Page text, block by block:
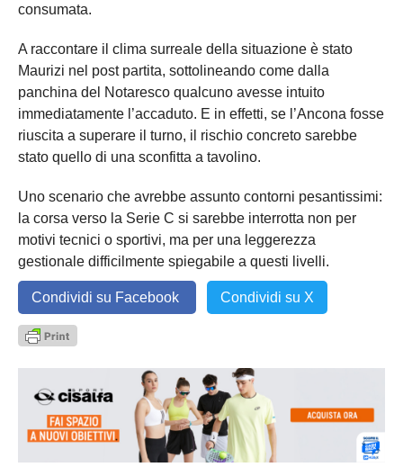
consumata.
A raccontare il clima surreale della situazione è stato
Maurizi nel post partita, sottolineando come dalla
panchina del Notaresco qualcuno avesse intuito
immediatamente l’accaduto. E in effetti, se l’Ancona fosse
riuscita a superare il turno, il rischio concreto sarebbe
stato quello di una sconfitta a tavolino.
Uno scenario che avrebbe assunto contorni pesantissimi:
la corsa verso la Serie C si sarebbe interrotta non per
motivi tecnici o sportivi, ma per una leggerezza
gestionale difficilmente spiegabile a questi livelli.
Condividi su Facebook Condividi su X